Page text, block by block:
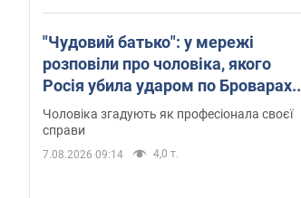
"Чудовий батько": у мережі
розповіли про чоловіка, якого
Росія убила ударом по Броварах.
Фото
Чоловіка згадують як професіонала своєї
справи
7.08.2026 09:14 4,0 т.